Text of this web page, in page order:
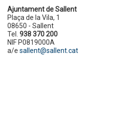
Ajuntament de Sallent
Plaça de la Vila, 1
08650 - Sallent
Tel. 938 370 200
NIF P0819000A
a/e sallent@sallent.cat